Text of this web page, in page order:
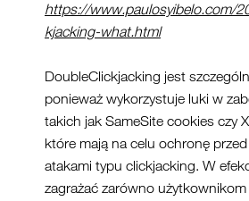
https://www.paulosyibelo.com/
kjacking-what.html
DoubleClickjacking jest
ponieważ wykorzystuje luki w
takich jak SameSite cookies czy
które mają na celu ochronę
atakami typu clickjacking. W
zagrażać zarówno